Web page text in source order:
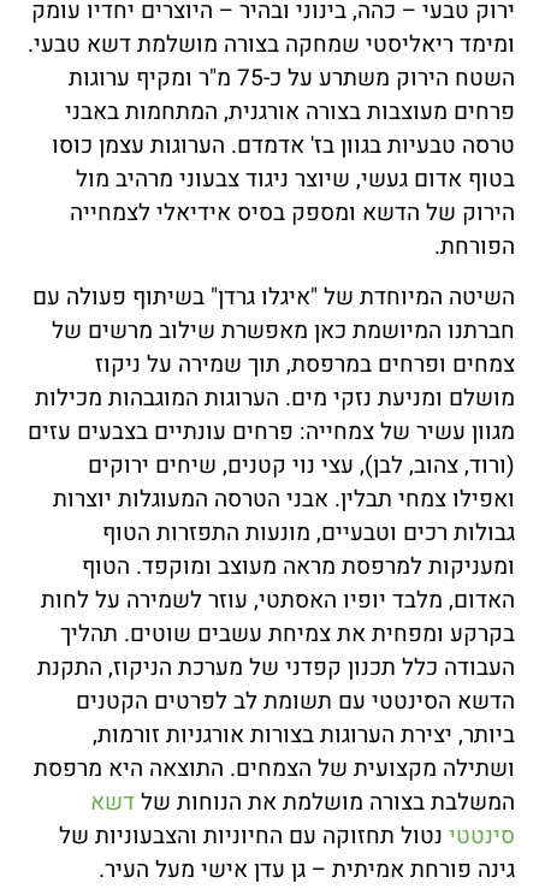
ירוק טבעי – כהה, בינוני ובהיר – היוצרים יחדיו עומק
ומימד ריאליסטי שמחקה בצורה מושלמת דשא טבעי.
השטח הירוק משתרע על כ-75 מ"ר ומקיף ערוגות
פרחים מעוצבות בצורה אורגנית, המתחמות באבני
טרסה טבעיות בגוון בז' אדמדם. הערוגות עצמן כוסו
בטוף אדום געשי, שיוצר ניגוד צבעוני מרהיב מול
הירוק של הדשא ומספק בסיס אידיאלי לצמחייה
הפורחת.
השיטה המיוחדת של "איגלו גרדן" בשיתוף פעולה עם
חברתנו המיושמת כאן מאפשרת שילוב מרשים של
צמחים ופרחים במרפסת, תוך שמירה על ניקוז
מושלם ומניעת נזקי מים. הערוגות המוגבהות מכילות
מגוון עשיר של צמחייה: פרחים עונתיים בצבעים עזים
(ורוד, צהוב, לבן), עצי נוי קטנים, שיחים ירוקים
ואפילו צמחי תבלין. אבני הטרסה המעוגלות יוצרות
גבולות רכים וטבעיים, מונעות התפזרות הטוף
ומעניקות למרפסת מראה מעוצב ומוקפד. הטוף
האדום, מלבד יופיו האסתטי, עוזר לשמירה על לחות
בקרקע ומפחית את צמיחת עשבים שוטים. תהליך
העבודה כלל תכנון קפדני של מערכת הניקוז, התקנת
הדשא הסינטטי עם תשומת לב לפרטים הקטנים
ביותר, יצירת הערוגות בצורות אורגניות זורמות,
ושתילה מקצועית של הצמחים. התוצאה היא מרפסת
המשלבת בצורה מושלמת את הנוחות שלדשא
סינטטי נטול תחזוקה עם החיוניות והצבעוניות של
גינה פורחת אמיתית – גן עדן אישי מעל העיר.